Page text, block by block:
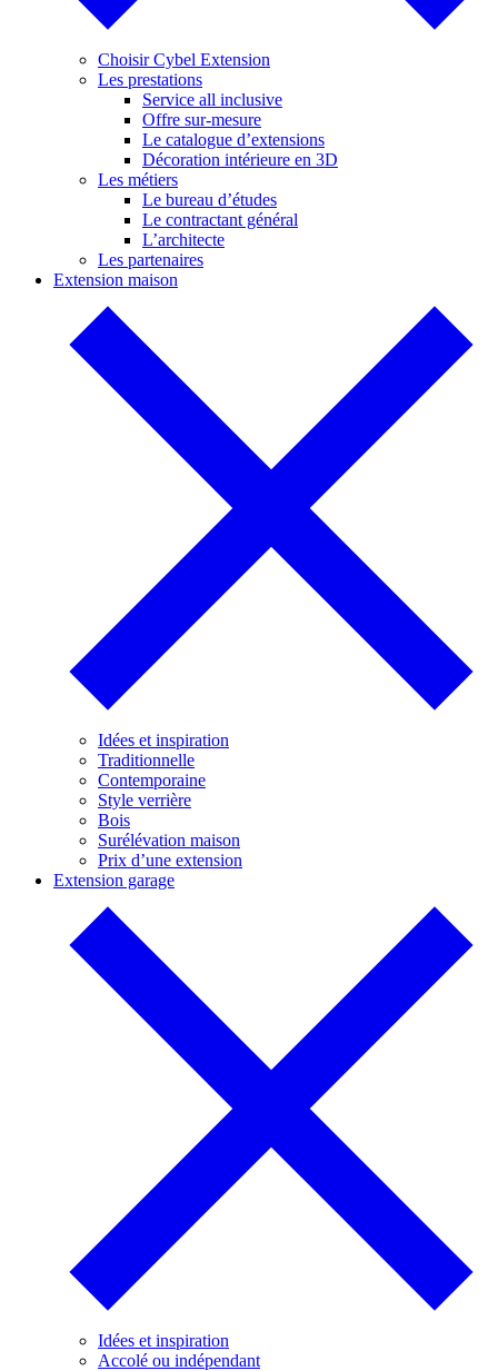
Choisir Cybel Extension
Les prestations
Service all inclusive
Offre sur-mesure
Le catalogue d’extensions
Décoration intérieure en 3D
Les métiers
Le bureau d’études
Le contractant général
L’architecte
Les partenaires
Extension maison
Idées et inspiration
Traditionnelle
Contemporaine
Style verrière
Bois
Surélévation maison
Prix d’une extension
Extension garage
Idées et inspiration
Accolé ou indépendant